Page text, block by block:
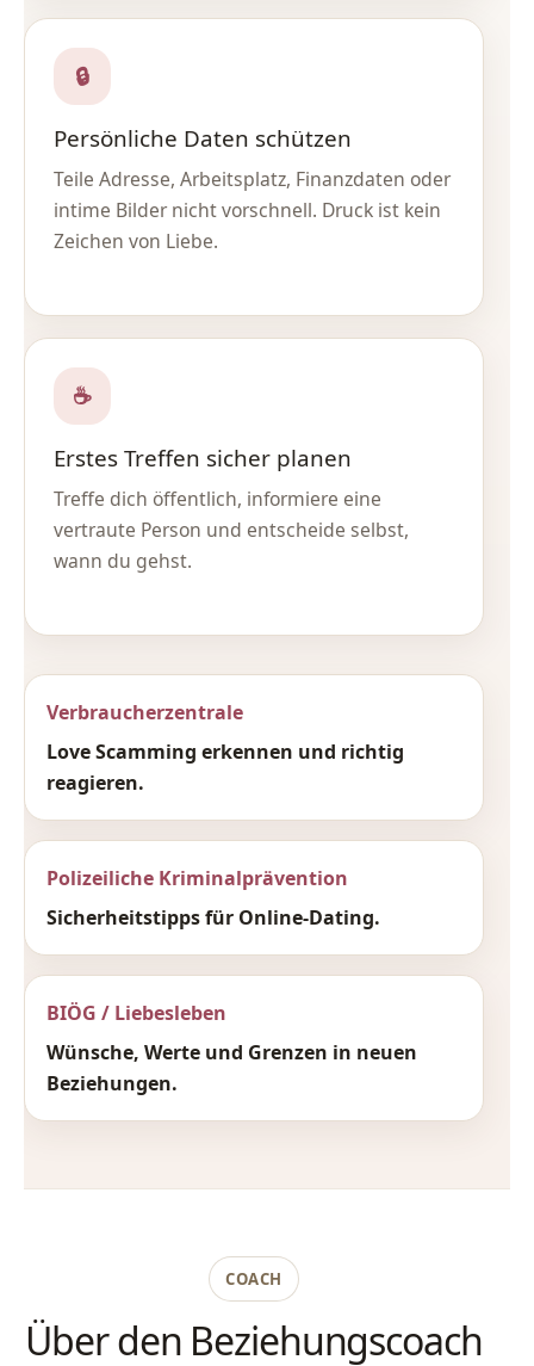
🔒
Persönliche Daten schützen
Teile Adresse, Arbeitsplatz, Finanzdaten oder
intime Bilder nicht vorschnell. Druck ist kein
Zeichen von Liebe.
☕
Erstes Treffen sicher planen
Treffe dich öffentlich, informiere eine
vertraute Person und entscheide selbst,
wann du gehst.
Verbraucherzentrale
Love Scamming erkennen und richtig
reagieren.
Polizeiliche Kriminalprävention
Sicherheitstipps für Online-Dating.
BIÖG / Liebesleben
Wünsche, Werte und Grenzen in neuen
Beziehungen.
COACH
Über den Beziehungscoach